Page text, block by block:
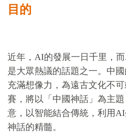
目的
近年，AI的發展一日千里，
是大眾熱議的話題之一。中
充滿想像力，為遠古文化不
賽，將以「中國神話」為主
意，以智能結合傳統，利用
神話的精髓。